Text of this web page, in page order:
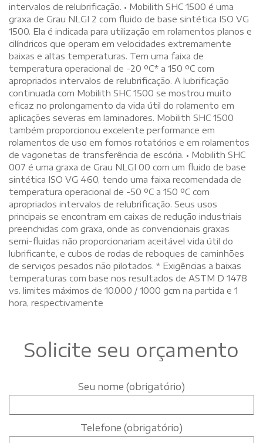
intervalos de relubrificação. • Mobilith SHC 1500 é uma
graxa de Grau NLGI 2 com fluido de base sintética ISO VG
1500. Ela é indicada para utilização em rolamentos planos e
cilíndricos que operam em velocidades extremamente
baixas e altas temperaturas. Tem uma faixa de
temperatura operacional de -20 ºC* a 150 ºC com
apropriados intervalos de relubrificação. A lubrificação
continuada com Mobilith SHC 1500 se mostrou muito
eficaz no prolongamento da vida útil do rolamento em
aplicações severas em laminadores. Mobilith SHC 1500
também proporcionou excelente performance em
rolamentos de uso em fornos rotatórios e em rolamentos
de vagonetas de transferência de escória. • Mobilith SHC
007 é uma graxa de Grau NLGI 00 com um fluido de base
sintética ISO VG 460, tendo uma faixa recomendada de
temperatura operacional de -50 ºC a 150 ºC com
apropriados intervalos de relubrificação. Seus usos
principais se encontram em caixas de redução industriais
preenchidas com graxa, onde as convencionais graxas
semi-fluidas não proporcionariam aceitável vida útil do
lubrificante, e cubos de rodas de reboques de caminhões
de serviços pesados não pilotados. * Exigências a baixas
temperaturas com base nos resultados de ASTM D 1478
vs. limites máximos de 10.000 / 1000 gcm na partida e 1
hora, respectivamente
Solicite seu orçamento
Seu nome (obrigatório)
Telefone (obrigatório)